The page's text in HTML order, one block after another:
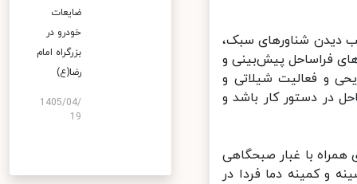
دیدن شناورهای سبک،
فراساحل پیش‌بینی و
و فعالیت شیلاتی و
در دستور کار باشد و
با غبار صبحگاهی
و کمینه دما فردا در
ضایعات
خودرو در
بزرگراه امام
رضا(ع)
1405/04/
19